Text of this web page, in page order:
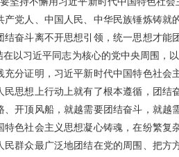
产党人、中国人民、中华民族锤炼铸
结奋斗离不开思想引领，统一思想才
以习近平同志为核心的党中央周围，
充分证明，习近平新时代中国特色社
民思想上行动上就有了根本遵循，团
、开顶风船，就越需要团结奋斗，就
特色社会主义思想凝心铸魂，在纷繁
民群众最广泛地团结在党的周围、把